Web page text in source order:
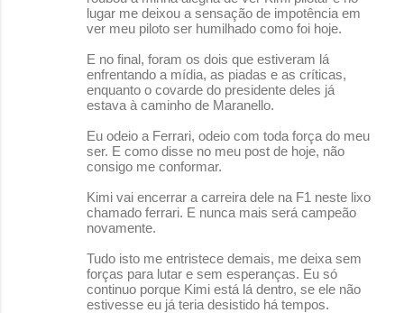
lugar me deixou a sensação de impotência em
ver meu piloto ser humilhado como foi hoje.
E no final, foram os dois que estiveram lá
enfrentando a mídia, as piadas e as críticas,
enquanto o covarde do presidente deles já
estava à caminho de Maranello.
Eu odeio a Ferrari, odeio com toda força do meu
ser. E como disse no meu post de hoje, não
consigo me conformar.
Kimi vai encerrar a carreira dele na F1 neste lixo
chamado ferrari. E nunca mais será campeão
novamente.
Tudo isto me entristece demais, me deixa sem
forças para lutar e sem esperanças. Eu só
continuo porque Kimi está lá dentro, se ele não
estivesse eu já teria desistido há tempos.